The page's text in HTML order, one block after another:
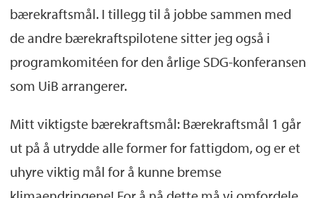
bærekraftsmål. I tillegg til å jobbe sammen med
de andre bærekraftspilotene sitter jeg også i
programkomitéen for den årlige SDG-konferansen
som UiB arrangerer.
Mitt viktigste bærekraftsmål: Bærekraftsmål 1 går
ut på å utrydde alle former for fattigdom, og er et
uhyre viktig mål for å kunne bremse